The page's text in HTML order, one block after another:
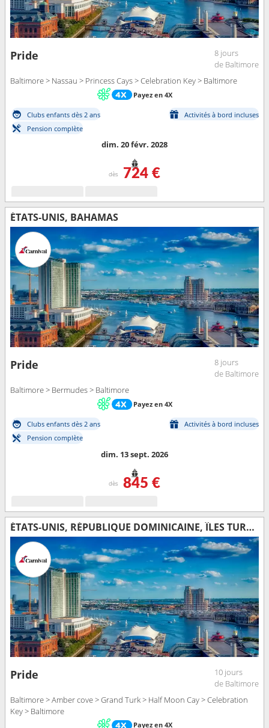
Pride
8 jours
de Baltimore
Baltimore > Nassau > Princess Cays > Celebration Key > Baltimore
Payez en 4X
Clubs enfants dès 2 ans
Activités à bord incluses
Pension complète
dim. 20 févr. 2028
dès 724 €
ÉTATS-UNIS, BAHAMAS
Pride
8 jours
de Baltimore
Baltimore > Bermudes > Baltimore
Payez en 4X
Clubs enfants dès 2 ans
Activités à bord incluses
Pension complète
dim. 13 sept. 2026
dès 845 €
ÉTATS-UNIS, RÉPUBLIQUE DOMINICAINE, ÎLES TURQUES-ET-CAÏQUES, BAHAMAS
Pride
10 jours
de Baltimore
Baltimore > Amber cove > Grand Turk > Half Moon Cay > Celebration
Key > Baltimore
Payez en 4X